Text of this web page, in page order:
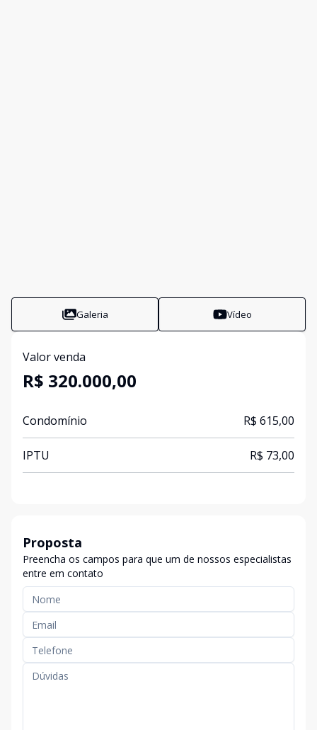
Galeria Vídeo
Valor venda
R$ 320.000,00
Condomínio R$ 615,00
IPTU R$ 73,00
Proposta
Preencha os campos para que um de nossos especialistas
entre em contato